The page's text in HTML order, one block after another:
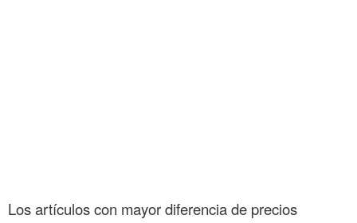
Los artículos con mayor diferencia de precios